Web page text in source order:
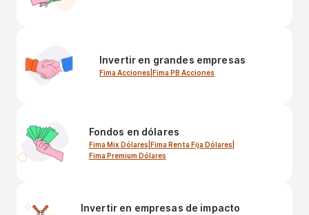
Invertir en grandes empresas
Fima Acciones Fima PB Acciones
Fondos en dólares
Fima Mix Dólares Fima Renta Fija Dólares
Fima Premium Dólares
Invertir en empresas de impacto